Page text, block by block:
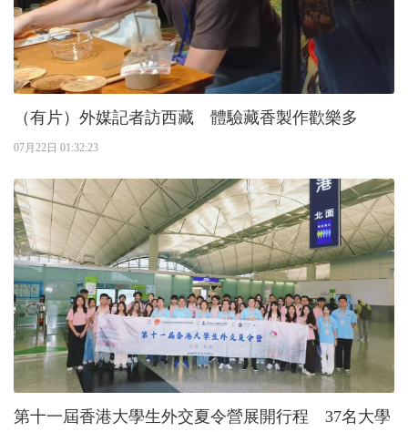
（有片）外媒記者訪西藏 體驗藏香製作歡樂多
07月22日 01:32:23
第十一屆香港大學生外交夏令營展開行程 37名大學